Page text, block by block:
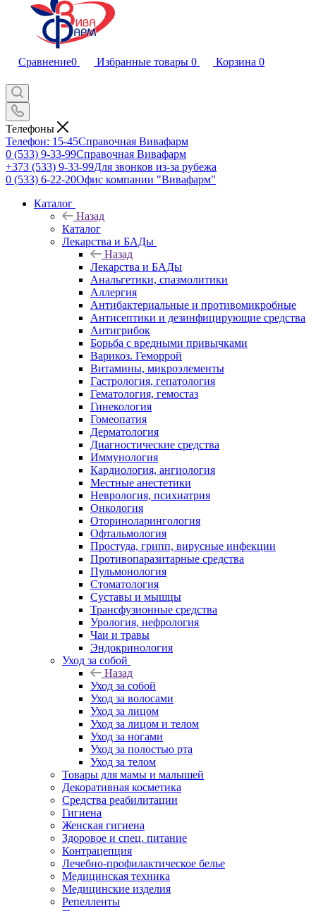
Сравнение0 Избранные товары 0 Корзина 0
Телефоны
Телефон: 15-45Справочная Вивафарм
0 (533) 9-33-99Справочная Вивафарм
+373 (533) 9-33-99Для звонков из-за рубежа
0 (533) 6-22-20Офис компании "Вивафарм"
Каталог
Назад
Каталог
Лекарства и БАДы
Назад
Лекарства и БАДы
Анальгетики, спазмолитики
Аллергия
Антибактериальные и противомикробные
Антисептики и дезинфицирующие средства
Антигрибок
Борьба с вредными привычками
Варикоз. Геморрой
Витамины, микроэлементы
Гастрология, гепатология
Гематология, гемостаз
Гинекология
Гомеопатия
Дерматология
Диагностические средства
Иммунология
Кардиология, ангиология
Местные анестетики
Неврология, психиатрия
Онкология
Оториноларингология
Офтальмология
Простуда, грипп, вирусные инфекции
Противопаразитарные средства
Пульмонология
Стоматология
Суставы и мышцы
Трансфузионные средства
Урология, нефрология
Чаи и травы
Эндокринология
Уход за собой
Назад
Уход за собой
Уход за волосами
Уход за лицом
Уход за лицом и телом
Уход за ногами
Уход за полостью рта
Уход за телом
Товары для мамы и малышей
Декоративная косметика
Средства реабилитации
Гигиена
Женская гигиена
Здоровое и спец. питание
Контрацепция
Лечебно-профилактическое белье
Медицинская техника
Медицинские изделия
Репелленты